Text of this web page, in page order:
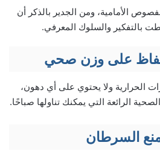
الأمامية، ومن الجدير بالذكر أن
بالتفكير والسلوك المعرفي.
على وزن صحي
الحرارية ولا يحتوي على أي دهون،
الرائعة التي يمكنك تناولها صباحًا.
السرطان